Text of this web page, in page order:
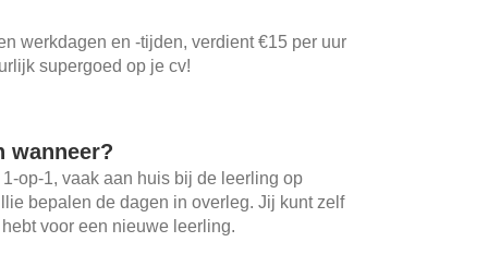
werkdagen en -tijden, verdient €15 per uur
supergoed op je cv!
wanneer?
op-1, vaak aan huis bij de leerling op
bepalen de dagen in overleg. Jij kunt zelf
voor een nieuwe leerling.